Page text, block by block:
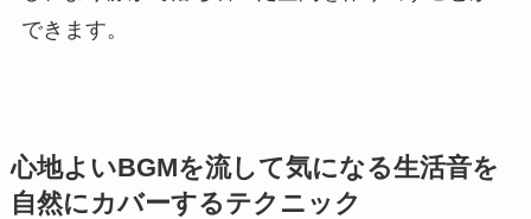
できます。
心地よいBGMを流して気になる生活音を
自然にカバーするテクニック